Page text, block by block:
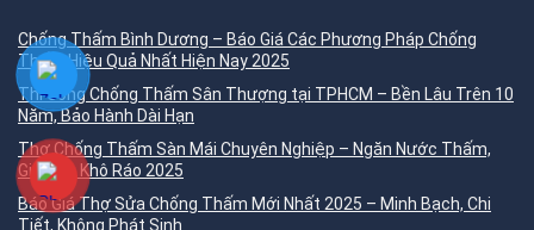
Chống Thấm Bình Dương – Báo Giá Các Phương Pháp Chống
Thấm Hiệu Quả Nhất Hiện Nay 2025
Thi Công Chống Thấm Sân Thượng tại TPHCM – Bền Lâu Trên 10
Năm, Bảo Hành Dài Hạn
Thợ Chống Thấm Sàn Mái Chuyên Nghiệp – Ngăn Nước Thấm,
Giữ Nhà Khô Ráo 2025
Báo Giá Thợ Sửa Chống Thấm Mới Nhất 2025 – Minh Bạch, Chi
Tiết, Không Phát Sinh